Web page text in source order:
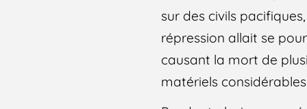
sur des civils
répression allait se
causant la mort de
matériels